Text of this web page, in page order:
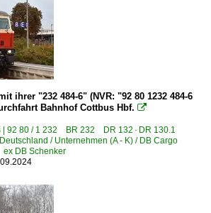
Eisenbahn in Deutschland
Loktreffen Weimar
Schiene
Schiene
Fahrzeuge und Bahnanlagen
- Anders gesehen
Halle (Saale)
und Sonderfahrten
<-> Österreich
ihrer "232 484-6" (NVR: "92 80 1232 484-6
Bahnhof Cottbus Hbf. 
| 92 80 / 1 232 BR 232 DR 132 · DR 130.1
Deutschland / Unternehmen (A - K) / DB Cargo
DB Schenker